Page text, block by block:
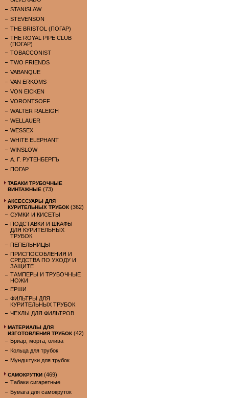
STANISLAW
STEVENSON
THE BRISTOL (ПОГАР)
THE ROYAL PIPE CLUB
(ПОГАР)
TOBACCONIST
TWO FRIENDS
VABANQUE
VAN ERKOMS
VON EICKEN
VORONTSOFF
WALTER RALEIGH
WELLAUER
WESSEX
WHITE ELEPHANT
WINSLOW
А. Г. РУТЕНБЕРГЪ
ПОГАР
ТАБАКИ ТРУБОЧНЫЕ
ВИНТАЖНЫЕ (73)
АКСЕССУАРЫ ДЛЯ
КУРИТЕЛЬНЫХ ТРУБОК (362)
СУМКИ И КИСЕТЫ
ПОДСТАВКИ И ШКАФЫ
ДЛЯ КУРИТЕЛЬНЫХ
ТРУБОК
ПЕПЕЛЬНИЦЫ
ПРИСПОСОБЛЕНИЯ И
СРЕДСТВА ПО УХОДУ И
ЗАЩИТЕ
ТАМПЕРЫ И ТРУБОЧНЫЕ
НОЖИ
ЕРШИ
ФИЛЬТРЫ ДЛЯ
КУРИТЕЛЬНЫХ ТРУБОК
ЧЕХЛЫ ДЛЯ ФИЛЬТРОВ
МАТЕРИАЛЫ ДЛЯ
ИЗГОТОВЛЕНИЯ ТРУБОК (42)
Бриар, морта, олива
Кольца для трубок
Мундштуки для трубок
САМОКРУТКИ (469)
Табаки сигаретные
Бумага для самокруток